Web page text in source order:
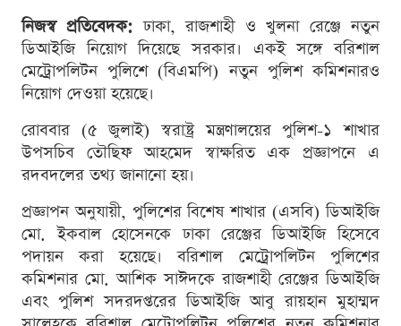
নিজস্ব প্রতিবেদক: ঢাকা, রাজশাহী ও খুলনা রেঞ্জে নতুন
ডিআইজি নিয়োগ দিয়েছে সরকার। একই সঙ্গে বরিশাল
মেট্রোপলিটন পুলিশে (বিএমপি) নতুন পুলিশ কমিশনারও
নিয়োগ দেওয়া হয়েছে।
রোববার (৫ জুলাই) স্বরাষ্ট্র মন্ত্রণালয়ের পুলিশ-১ শাখার
উপসচিব তৌছিফ আহমেদ স্বাক্ষরিত এক প্রজ্ঞাপনে এ
রদবদলের তথ্য জানানো হয়।
প্রজ্ঞাপন অনুযায়ী, পুলিশের বিশেষ শাখার (এসবি) ডিআইজি
মো. ইকবাল হোসেনকে ঢাকা রেঞ্জের ডিআইজি হিসেবে
পদায়ন করা হয়েছে। বরিশাল মেট্রোপলিটন পুলিশের
কমিশনার মো. আশিক সাঈদকে রাজশাহী রেঞ্জের ডিআইজি
এবং পুলিশ সদরদপ্তরের ডিআইজি আবু রায়হান মুহাম্মদ